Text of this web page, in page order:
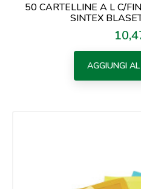
50 CARTELLINE A L C/
SINTEX
AGGIUNGI